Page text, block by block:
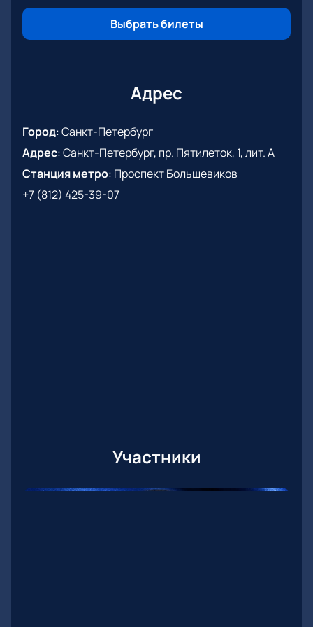
Выбрать билеты
Адрес
Город:Санкт-Петербург
Адрес:Санкт-Петербург, пр. Пятилеток, 1, лит. А
Станция метро: Проспект Большевиков
+7 (812) 425-39-07
Участники